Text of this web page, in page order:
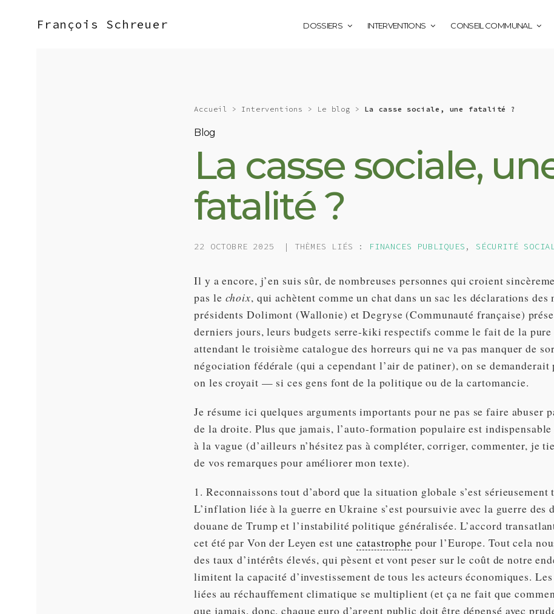
François Schreuer DOSSIERS INTERVENTIONS CONSEIL COMMUNAL
Accueil > Interventions > Le blog > La casse sociale, une fatalité ?
Blog
La casse sociale,
fatalité ?
22 OCTOBRE 2025 | THÈMES LIÉS : FINANCES PUBLIQUES , SÉCURITÉ
Il y a encore, j’en suis sûr, de nombreuses personnes qui croient
pas le choix, qui achètent comme un chat dans un sac les déclarations des
présidents Dolimont (Wallonie) et Degryse (Communauté française)
derniers jours, leurs budgets serre-kiki respectifs comme le fait de la
attendant le troisième catalogue des horreurs qui ne va pas manquer de
négociation fédérale (qui a cependant l’air de patiner), on se
on les croyait — si ces gens font de la politique ou de la cartomancie.
Je résume ici quelques arguments importants pour ne pas se faire abuser
de la droite. Plus que jamais, l’auto-formation populaire est
à la vague (d’ailleurs n’hésitez pas à compléter, corriger, commenter, je
de vos remarques pour améliorer mon texte).
1. Reconnaissons tout d’abord que la situation globale s’est sérieusement
L’inflation liée à la guerre en Ukraine s’est poursuivie avec la guerre des
douane de Trump et l’instabilité politique généralisée. L’accord
cet été par Von der Leyen est unecatastrophe pour l’Europe. Tout cela
des taux d’intérêts élevés, qui pèsent et vont peser sur le coût de notre
limitent la capacité d’investissement de tous les acteurs économiques.
liées au réchauffement climatique se multiplient (et ça ne fait que
que jamais, donc, chaque euro d’argent public doit être dépensé avec